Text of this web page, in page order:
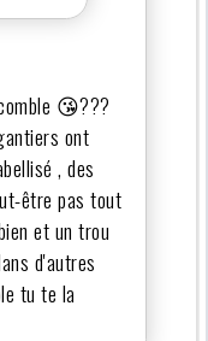
😘???
ont
, des
être pas tout
et un trou
d'autres
tu te la